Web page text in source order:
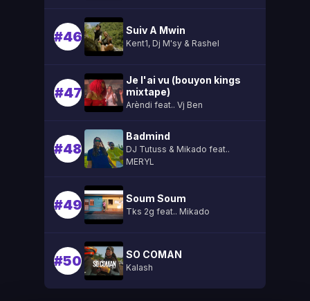
#46 Suiv A Mwin
Kent1, Dj M'sy & Rashel
#47
Je l'ai vu (bouyon kings
mixtape)
Arèndi feat.. Vj Ben
#48
Badmind
DJ Tutuss & Mikado feat..
MERYL
#49 Soum Soum
Tks 2g feat.. Mikado
#50 SO COMAN
Kalash